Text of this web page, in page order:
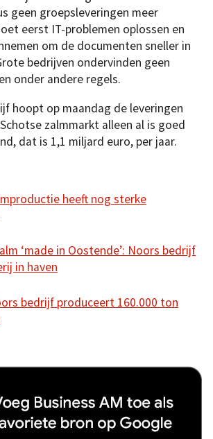
geen groepsleveringen meer
eerst IT-problemen oplossen en
om de documenten sneller in
bedrijven ondervinden geen
onder andere regels.
hoopt op maandag de leveringen
zalmmarkt alleen al is goed
dat is 1,1 miljard euro, per jaar.
heeft nog sterke
‘made in Oostende’: Noors bedrijf
in haven
bedrijf produceert 160.000 ton